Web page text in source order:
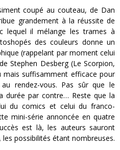
coupé au couteau, de Dan
grandement à la réussite de
lequel il mélange les trames à
des couleurs donne un
(rappelant par moment celui
Stephen Desberg (Le Scorpion,
mais suffisamment efficace pour
rendez-vous. Pas sûr que le
durée par contre… Reste que la
du comics et celui du franco-
mini-série annoncée en quatre
est là, les auteurs sauront
possibilités étant nombreuses.